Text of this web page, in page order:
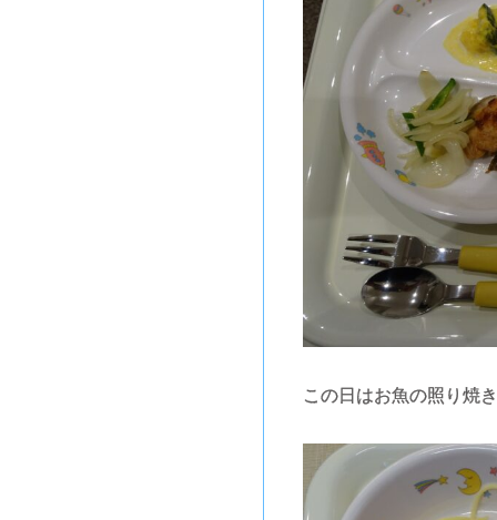
この日はお魚の照り焼